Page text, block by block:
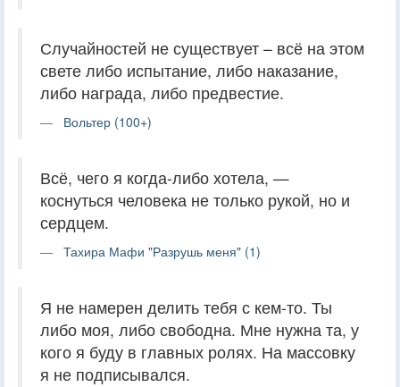
Случайностей не существует – всё на этом
свете либо испытание, либо наказание,
либо награда, либо предвестие.
Вольтер (100+)
Всё, чего я когда-либо хотела, —
коснуться человека не только рукой, но и
сердцем.
Тахира Мафи "Разрушь меня" (1)
Я не намерен делить тебя с кем-то. Ты
либо моя, либо свободна. Мне нужна та, у
кого я буду в главных ролях. На массовку
я не подписывался.